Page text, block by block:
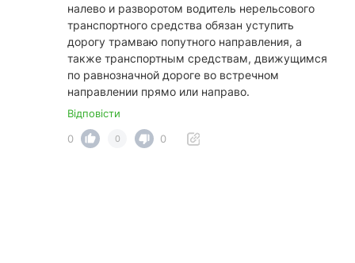
налево и разворотом водитель нерельсового
транспортного средства обязан уступить
дорогу трамваю попутного направления, а
также транспортным средствам, движущимся
по равнозначной дороге во встречном
направлении прямо или направо.
Відповісти
0
0 0